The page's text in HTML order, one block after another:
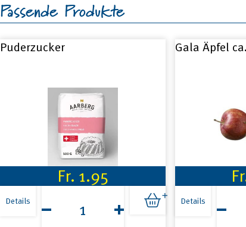
Passende Produkte
Puderzucker
Fr. 1.95
Details
Gala Äpfel
Details
ca.